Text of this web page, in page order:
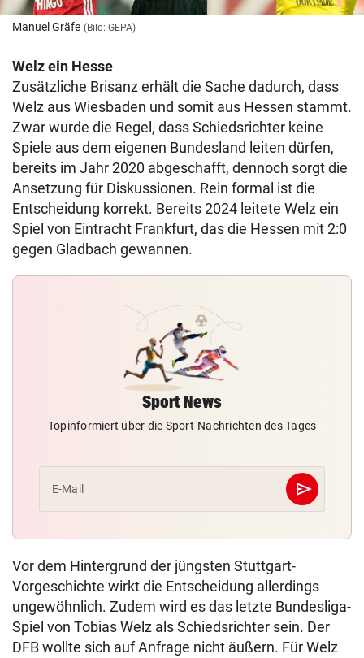
Manuel Gräfe (Bild: GEPA)
Welz ein Hesse
Zusätzliche Brisanz erhält die Sache dadurch, dass
Welz aus Wiesbaden und somit aus Hessen stammt.
Zwar wurde die Regel, dass Schiedsrichter keine
Spiele aus dem eigenen Bundesland leiten dürfen,
bereits im Jahr 2020 abgeschafft, dennoch sorgt die
Ansetzung für Diskussionen. Rein formal ist die
Entscheidung korrekt. Bereits 2024 leitete Welz ein
Spiel von Eintracht Frankfurt, das die Hessen mit 2:0
gegen Gladbach gewannen.
Sport News
Topinformiert über die Sport-Nachrichten des Tages
E-Mail send
Abschicken
Vor dem Hintergrund der jüngsten Stuttgart-
Vorgeschichte wirkt die Entscheidung allerdings
ungewöhnlich. Zudem wird es das letzte Bundesliga-
Spiel von Tobias Welz als Schiedsrichter sein. Der
DFB wollte sich auf Anfrage nicht äußern. Für Welz